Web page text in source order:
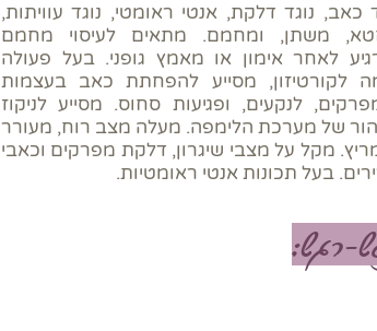
כאב, נוגד דלקת, אנטי ראומטי, נוגד עוויתות,
משתן, ומחמם. מתאים לעיסוי מחמם
לאחר אימון או מאמץ גופני. בעל פעולה
לקורטיזון, מסייע להפחתת כאב בעצמות
לנקעים, ופגיעות סחוס. מסייע לניקוז
של מערכת הלימפה. מעלה מצב רוח, מעורר
מקל על מצבי שיגרון, דלקת מפרקים וכאבי
בעל תכונות אנטי ראומטיות.
רגש: